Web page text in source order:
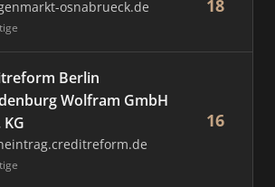
osnabrueck.de 18
Berlin
Wolfram GmbH
16